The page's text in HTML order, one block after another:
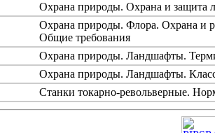
Охрана природы. Охрана и защита
Охрана природы. Флора. Охрана и
Общие требования
Охрана природы. Ландшафты.
Охрана природы. Ландшафты.
Станки токарно-револьверные.